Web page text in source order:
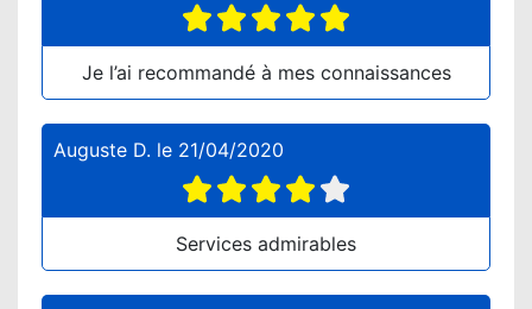
Je l’ai recommandé à mes connaissances
Auguste D. le 21/04/2020
Services admirables